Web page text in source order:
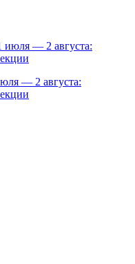
— 2 августа: